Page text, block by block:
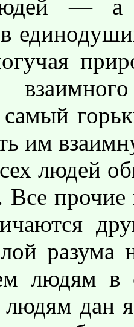
— а
им
людей
Все
разума
людям в
людям дан